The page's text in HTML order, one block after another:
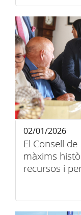
El Consell
màxims
recursos i
02/01/2026